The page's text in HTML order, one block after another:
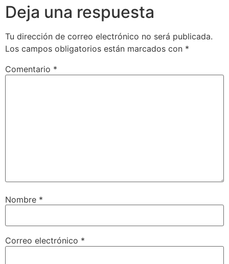
Deja una respuesta
Tu dirección de correo electrónico no será publicada.
Los campos obligatorios están marcados con *
Comentario *
Nombre *
Correo electrónico *